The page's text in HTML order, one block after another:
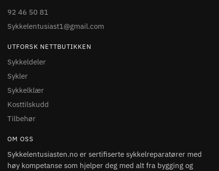
92 46 50 81
Sykkelentusiast1@gmail.com
UTFORSK NETTBUTIKKEN
Sykkeldeler
Sykler
Sykkelklær
Kosttilskudd
Tilbehør
OM OSS
Sykkelentusiasten.no er sertifiserte sykkelreparatører med
høy kompetanse som hjelper deg med alt fra bygging og